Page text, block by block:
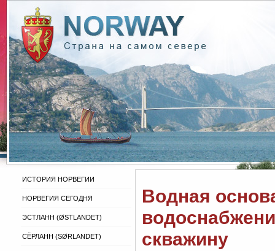
ИСТОРИЯ НОРВЕГИИ
НОРВЕГИЯ СЕГОДНЯ
ЭСТЛАНН (ØSTLANDET)
СЁРЛАНН (SØRLANDET)
Водная
скважину